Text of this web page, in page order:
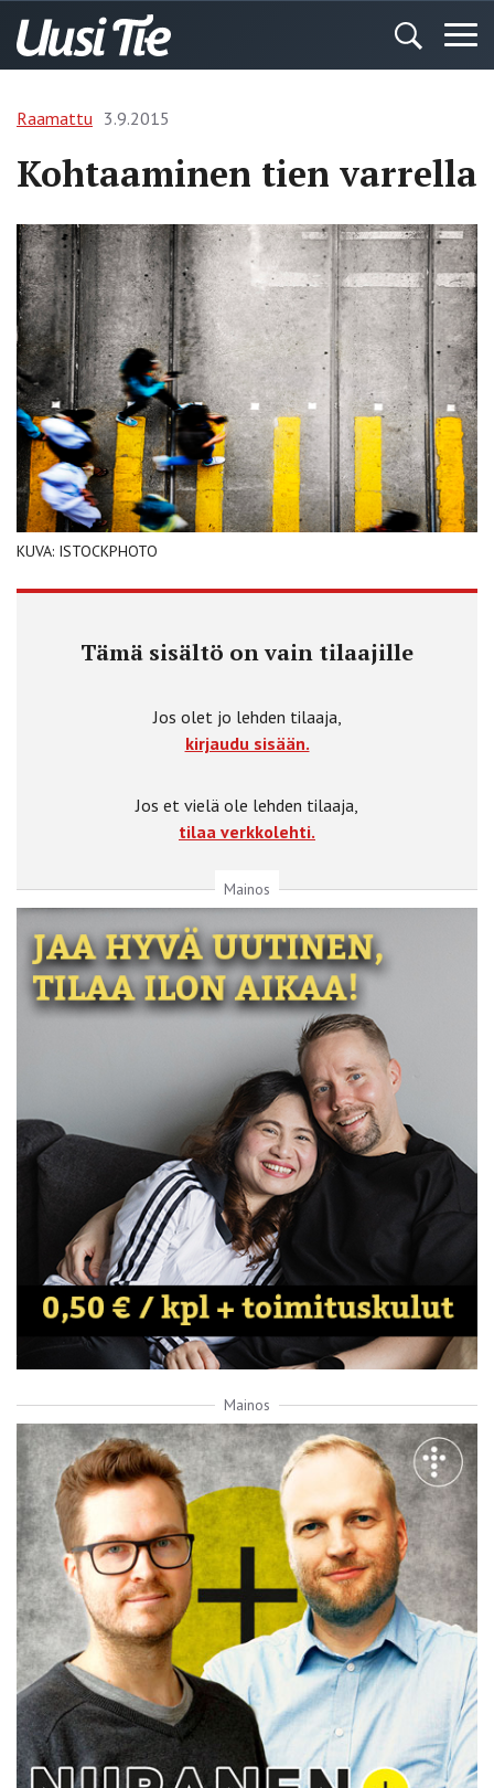
Raamattu 3.9.2015
Kohtaaminen tien varrella
KUVA: ISTOCKPHOTO
Tämä sisältö on vain tilaajille
Jos olet jo lehden tilaaja,
kirjaudu sisään.
Jos et vielä ole lehden tilaaja,
tilaa verkkolehti.
Mainos
Mainos